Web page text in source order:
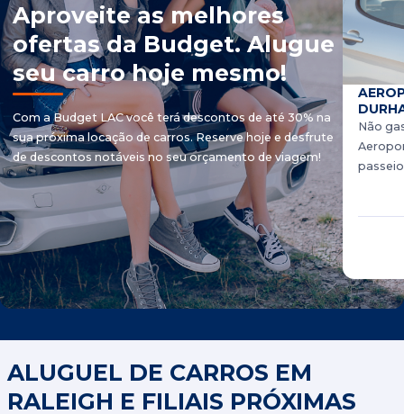
Aproveite as melhores
ofertas da Budget. Alugue
seu carro hoje mesmo!
Com a Budget LAC você terá descontos de até 30% na
sua próxima locação de carros. Reserve hoje e desfrute
de descontos notáveis ​​no seu orçamento de viagem!
Não
ALUGUEL DE CARROS EM
RALEIGH E FILIAIS PRÓXIMAS